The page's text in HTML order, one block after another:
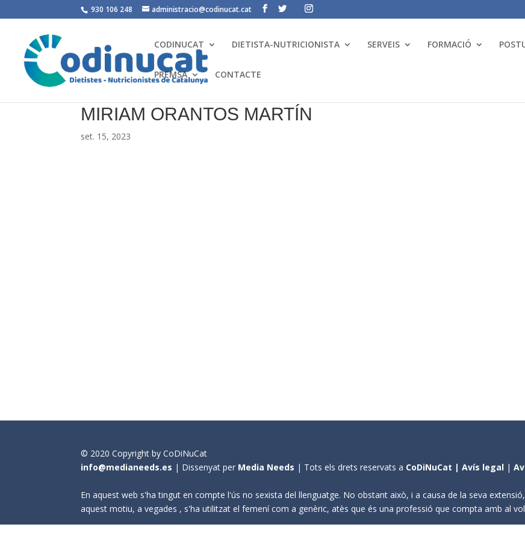
930 106 248 administracio@codinucat.cat
CODINUCAT DIETISTA-NUTRICIONISTA SERVEIS FORMACIÓ
PREMSA CONTACTE
MIRIAM ORANTOS MARTÍN
set. 15, 2023
© 2020 Copyright by CoDiNuCat
info@medianeeds.es | Dissenyat per Media Needs | Tots els drets reservats a CoDiNuCat |Avís legal |
En aquest web s'ha tingut en compte l'ús no sexista del llenguatge. No obstant això, i a causa de la seva
aquest motiu, a vegades , s'ha utilitzat el femení com a genèric, atès que és una professió que compta amb al